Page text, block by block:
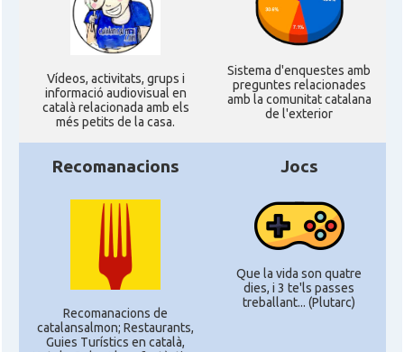
Ví­deos, activitats, grups i
informació audiovisual en
català relacionada amb els
més petits de la casa.
Sistema d'enquestes amb
preguntes relacionades
amb la comunitat catalana
de l'exterior
Recomanacions
Recomanacions de
catalansalmon; Restaurants,
Guies Turístics en català,
Jocs
Que la vida son quatre
dies, i 3 te'ls passes
treballant... (Plutarc)